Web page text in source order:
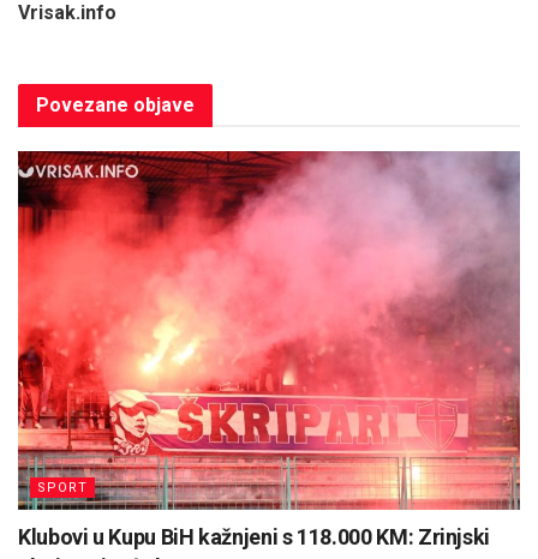
Vrisak.info
Povezane objave
SPORT
Klubovi u Kupu BiH kažnjeni s 118.000 KM: Zrinjski